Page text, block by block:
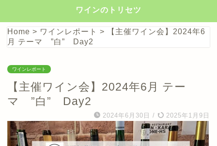
ワインのトリセツ
Home > ワインレポート >
【主催ワイン会】2024年6
月 テーマ ”白” Day2
ワインレポート
【主催ワイン会】2024年6月 テー
マ ”白” Day2
2024年6月30日 / 2025年1月9日